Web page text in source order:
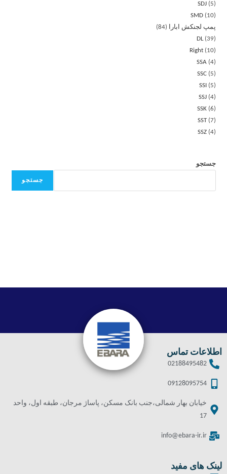
SDJ
5
SMD
10
پمپ لجنکش ابارا
84
DL 39
Right
10
SSA 4
SSC
5
SSI
5
SSJ 4
SSK 6
SST 7
SSZ 4
جستجو
جستجو
اطلاعات تماس
02188495482
09128095754
خیابان بهار شمالی،جنب بانک مسکن، پاساژ مرجان، طبقه اول، واحد
17
info@ebara-ir.ir
لینک های مفید